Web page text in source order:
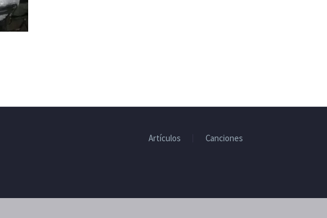
Artículos Canciones